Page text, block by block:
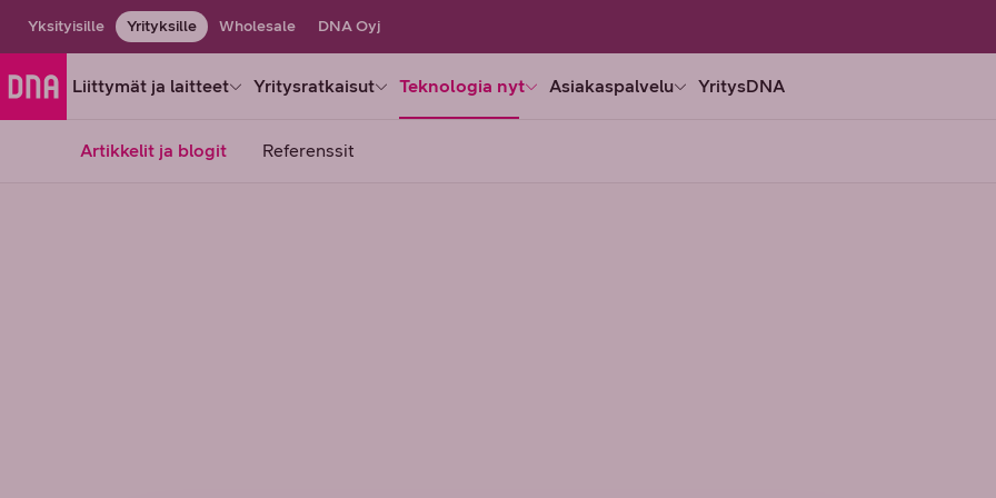
Yksityisille Yrityksille Wholesale DNA Oyj
Liittymät ja laitteet Yritysratkaisut Teknologia nyt Asiakaspalvelu YritysDNA
Artikkelit ja blogit Referenssit